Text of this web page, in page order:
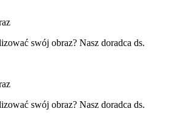
swój obraz? Nasz doradca ds.
swój obraz? Nasz doradca ds.